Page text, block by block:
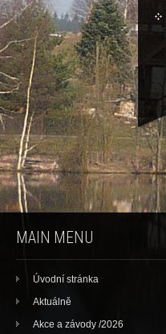
MAIN MENU
Úvodní stránka
Aktuálně
Akce a závody /2026